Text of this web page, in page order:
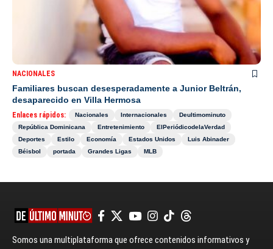
NACIONALES
Familiares buscan desesperadamente a Junior Beltrán,
desaparecido en Villa Hermosa
Enlaces rápidos: Nacionales Internacionales
Deultimominuto
República Dominicana
Entretenimiento
ElPeriódicodelaVerdad
Deportes
Estilo Economía Estados Unidos
Luis Abinader
Béisbol
portada Grandes Ligas MLB
Somos una multiplataforma que ofrece contenidos informativos y